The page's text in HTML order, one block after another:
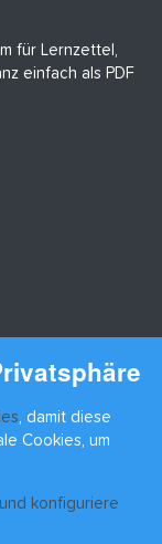
für Lernzettel,
einfach als PDF
, damit diese
Cookies, um
konfiguriere